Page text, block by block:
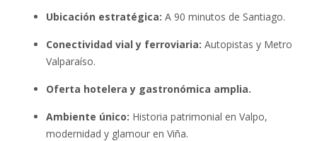
Ubicación estratégica: A 90 minutos de Santiago.
Conectividad vial y ferroviaria: Autopistas y Metro
Valparaíso.
Oferta hotelera y gastronómica amplia.
Ambiente único: Historia patrimonial en Valpo,
modernidad y glamour en Viña.